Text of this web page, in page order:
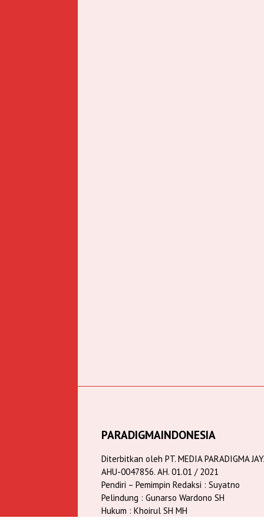
PARADIGMAINDONESIA
Diterbitkan oleh PT. MEDIA PARADIGMA
AHU-0047856. AH. 01.01 / 2021
Pendiri – Pemimpin Redaksi : Suyatno
Pelindung : Gunarso Wardono SH
Hukum : Khoirul SH MH